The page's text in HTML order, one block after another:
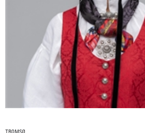
TROMSØ